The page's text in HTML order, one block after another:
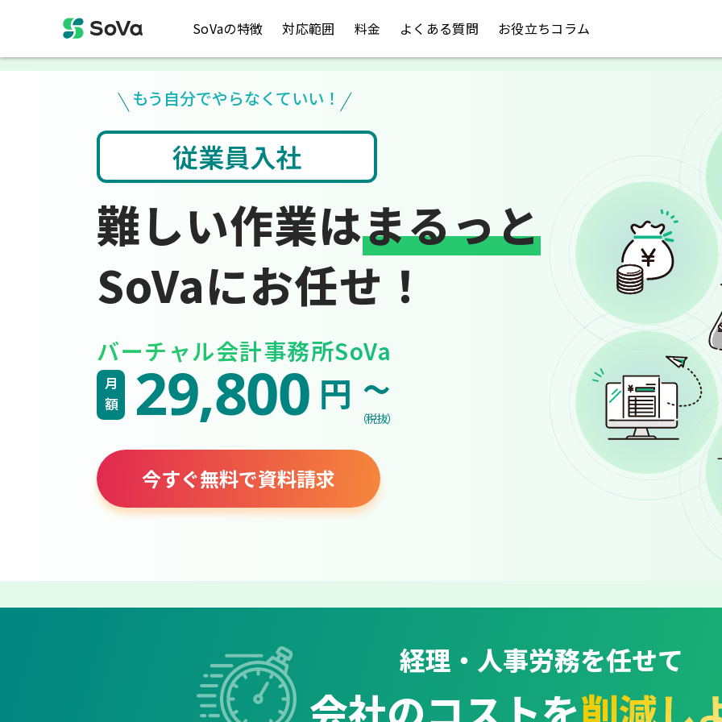
SoVaの特徴 対応範囲 料金 よくある質問 お役立ちコラム
もう自分でやらなくていい！
会計ソフト入力
難しい作業はまるっと
SoVaにお任せ！
バーチャル会計事務所SoVa
月額 29,800 円 ~
（税抜）
今すぐ無料で資料請求
経理・人事労務を任せて
会社のコストを削減し